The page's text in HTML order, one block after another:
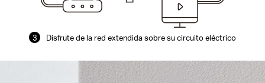
3 Disfrute de la red extendida sobre su circuito eléctrico